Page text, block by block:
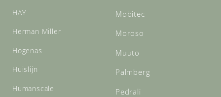
HAY
Herman Miller
Hogenas
Huislijn
Humanscale
Mobitec
Moroso
Muuto
Palmberg
Pedrali